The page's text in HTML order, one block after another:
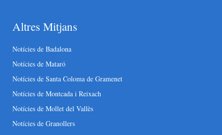
Altres Mitjans
Notícies de Badalona
Notícies de Mataró
Notícies de Santa Coloma de Gramenet
Notícies de Montcada i Reixach
Notícies de Mollet del Vallès
Notícies de Granollers